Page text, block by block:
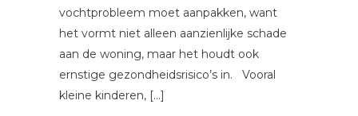
vochtprobleem moet aanpakken, want
het vormt niet alleen aanzienlijke schade
aan de woning, maar het houdt ook
ernstige gezondheidsrisico’s in. Vooral
kleine kinderen, […]